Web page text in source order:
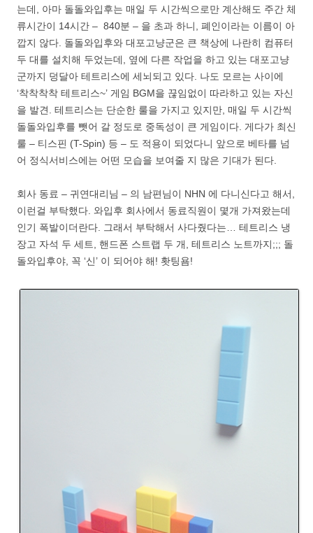
는데, 아마 돌돌와입후는 매일 두 시간씩으로만 계산해도 주간 체
류시간이 14시간 – 840분 – 을 초과 하니, 폐인이라는 이름이 아
깝지 않다. 돌돌와입후와 대포고냥군은 큰 책상에 나란히 컴퓨터
두 대를 설치해 두었는데, 옆에 다른 작업을 하고 있는 대포고냥
군까지 덩달아 테트리스에 세뇌되고 있다. 나도 모르는 사이에
‘착착착착 테트리스~’ 게임 BGM을 끊임없이 따라하고 있는 자신
을 발견. 테트리스는 단순한 룰을 가지고 있지만, 매일 두 시간씩
돌돌와입후를 뺏어 갈 정도로 중독성이 큰 게임이다. 게다가 최신
룰 – 티스핀 (T-Spin) 등 – 도 적용이 되었다니 앞으로 베타를 넘
어 정식서비스에는 어떤 모습을 보여줄 지 많은 기대가 된다.
회사 동료 – 귀연대리님 – 의 남편님이 NHN 에 다니신다고 해서,
이런걸 부탁했다. 와입후 회사에서 동료직원이 몇개 가져왔는데
인기 폭발이더란다. 그래서 부탁해서 사다줬다는… 테트리스 냉
장고 자석 두 세트, 핸드폰 스트랩 두 개, 테트리스 노트까지;;; 돌
돌와입후야, 꼭 ‘신’ 이 되어야 해! 홧팅욤!